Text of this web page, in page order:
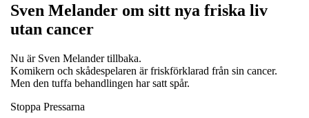
Sven Melander om sitt nya friska liv
utan cancer
Nu är Sven Melander tillbaka.
Komikern och skådespelaren är friskförklarad från sin cancer.
Men den tuffa behandlingen har satt spår.
Stoppa Pressarna